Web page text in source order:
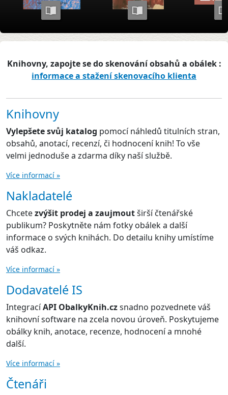
Knihovny, zapojte se do skenování obsahů a obálek :
informace a stažení skenovacího klienta
Knihovny
Vylepšete svůj katalog pomocí náhledů titulních stran,
obsahů, anotací, recenzí, či hodnocení knih! To vše
velmi jednoduše a zdarma díky naší službě.
Více informací »
Nakladatelé
Chcetezvýšit prodej a zaujmoutširší čtenářské
publikum? Poskytněte nám fotky obálek a další
informace o svých knihách. Do detailu knihy umístíme
váš odkaz.
Více informací »
Dodavatelé IS
IntegracíAPI ObalkyKnih.czsnadno pozvednete váš
knihovní software na zcela novou úroveň. Poskytujeme
obálky knih, anotace, recenze, hodnocení a mnohé
další.
Více informací »
Čtenáři